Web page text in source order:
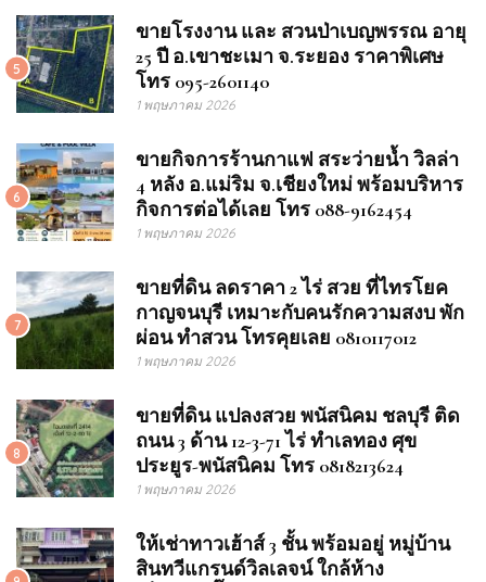
5
ขายโรงงาน และ สวนป่าเบญพรรณ อายุ
25 ปี อ.เขาชะเมา จ.ระยอง ราคาพิเศษ
โทร 095-2601140
1 พฤษภาคม 2026
6
ขายกิจการร้านกาแฟ สระว่ายน้ำ วิลล่า
4 หลัง อ.แม่ริม จ.เชียงใหม่ พร้อมบริหาร
กิจการต่อได้เลย โทร 088-9162454
1 พฤษภาคม 2026
7
ขายที่ดิน ลดราคา 2 ไร่ สวย ที่ไทรโยค
กาญจนบุรี เหมาะกับคนรักความสงบ พัก
ผ่อน ทำสวน โทรคุยเลย 0810117012
1 พฤษภาคม 2026
8
ขายที่ดิน แปลงสวย พนัสนิคม ชลบุรี ติด
ถนน 3 ด้าน 12-3-71 ไร่ ทำเลทอง ศุข
ประยูร-พนัสนิคม โทร 0818213624
1 พฤษภาคม 2026
ให้เช่าทาวเฮ้าส์ 3 ชั้น พร้อมอยู่ หมู่บ้าน
สินทวีแกรนด์วิลเลจน์ ใกล้ห้าง